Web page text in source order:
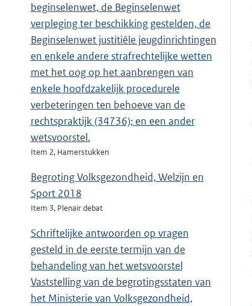
beginselenwet, de Beginselenwet
verpleging ter beschikking gestelden, de
Beginselenwet justitiële jeugdinrichtingen
en enkele andere strafrechtelijke wetten
met het oog op het aanbrengen van
enkele hoofdzakelijk procedurele
verbeteringen ten behoeve van de
rechtspraktijk (34736); en een ander
wetsvoorstel.
Item 2, Hamerstukken
Begroting Volksgezondheid, Welzijn en
Sport 2018
Item 3, Plenair debat
Schriftelijke antwoorden op vragen
gesteld in de eerste termijn van de
behandeling van het wetsvoorstel
Vaststelling van de begrotingsstaten van
het Ministerie van Volksgezondheid,